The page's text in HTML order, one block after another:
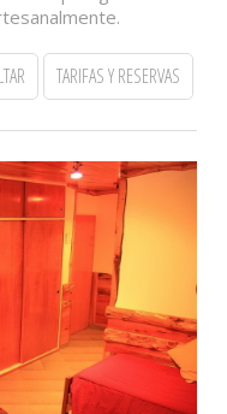
TARIFAS Y RESERVAS